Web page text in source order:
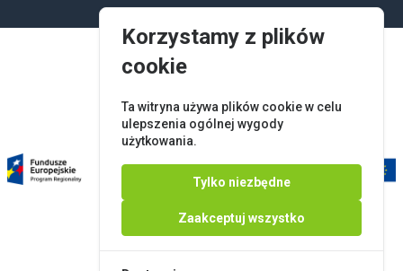
Korzystamy z plików
cookie
Ta witryna używa plików cookie w celu
ulepszenia ogólnej wygody
użytkowania.
Tylko niezbędne
Zaakceptuj wszystko